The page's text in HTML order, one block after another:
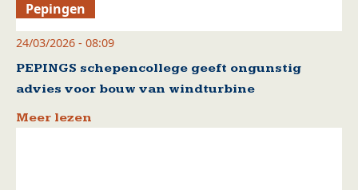
Pepingen
24/03/2026 - 08:09
PEPINGS schepencollege geeft ongunstig
advies voor bouw van windturbine
Meer lezen